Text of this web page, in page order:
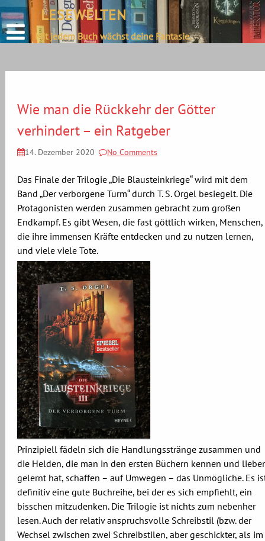
define('DISALLOW_FILE_EDIT', true);
define('DISALLOW_FILE_MODS', true);
content
LESEWELTEN
Mit jedem Buch wächst deine Fantasie.
Wie man die Rückkehr der Götter
verhindert – ein Ratgeber
14. Dezember 2020 No Comments
Das Finale der Trilogie „Die Blausteinkriege“ wird mit dem
Band „Der verborgene Turm“ durch T. S. Orgel besiegelt. Die
Protagonisten werden zusammen gebracht zum großen
Endkampf. Es gibt Wesen, die fast göttlich wirken, Menschen,
die ihre immensen Kräfte entdecken und zu nutzen lernen,
und viele viele Tote.
Prinzipiell fädeln sich die Handlungsstränge zusammen und
die Helden, die man in den ersten Büchern kennen und
gelernt hat, schaffen – auf Umwegen – das Unmögliche. Es
definitiv eine gute Buchreihe, bei der es sich empfiehlt, ein
bisschen mitzudenken. Die Trilogie ist nichts zum nebenher
lesen. Auch der relativ anspruchsvolle Schreibstil (bzw. der
Wechsel zwischen zwei Schreibstilen, aber geschickter, als im